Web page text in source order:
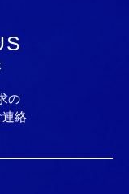
の
絡